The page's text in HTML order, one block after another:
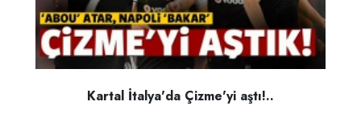
Kartal İtalya'da Çizme'yi aştı!..